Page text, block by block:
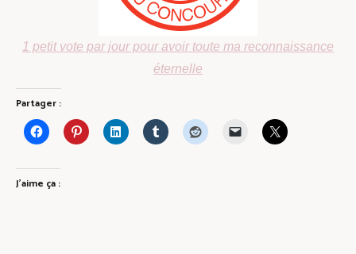
1 petit vote par jour pour avoir toute ma reconnaissance
éternelle
Partager :
J’aime ça :